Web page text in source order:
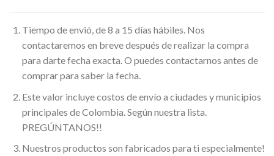
Tiempo de envió, de 8 a 15 días hábiles. Nos
contactaremos en breve después de realizar la compra
para darte fecha exacta. O puedes contactarnos antes de
comprar para saber la fecha.
Este valor incluye costos de envío a ciudades y municipios
principales de Colombia. Según nuestra lista.
PREGÚNTANOS!!
Nuestros productos son fabricados para ti especialmente!